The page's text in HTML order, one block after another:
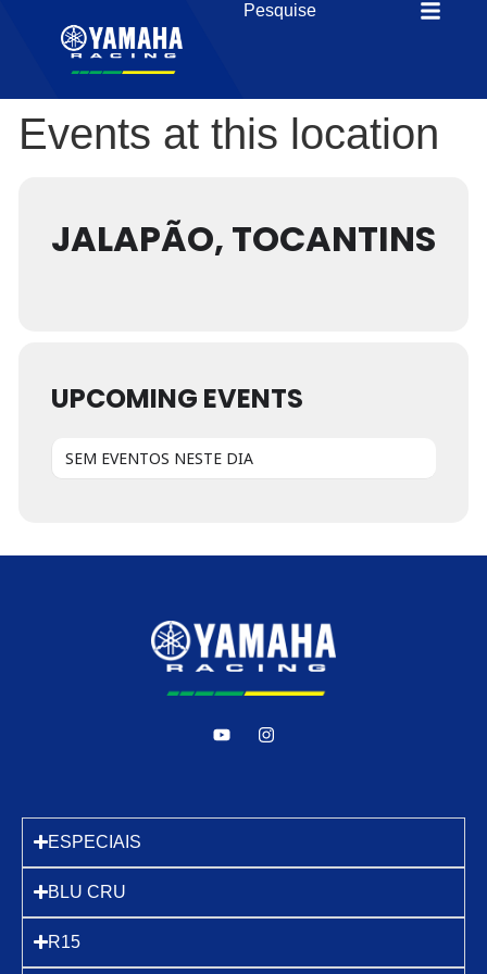
Events at this location
JALAPÃO, TOCANTINS
UPCOMING EVENTS
SEM EVENTOS NESTE DIA
ESPECIAIS
BLU CRU
R15